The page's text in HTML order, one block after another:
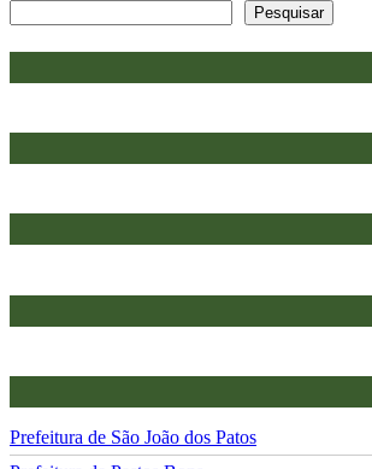
Pesquisar
Prefeitura de São João dos Patos